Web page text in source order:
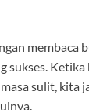
membaca
sukses.
sulit, kita